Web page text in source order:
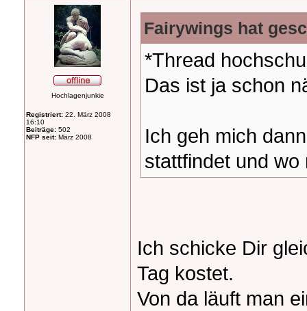
Hochlagenjunkie
Registriert: 22. März 2008
16:10
Beiträge: 502
NFP seit: März 2008
Fairywings hat
*Thread
Das ist ja schon
Ich geh mich
stattfindet und
Ich schicke Dir
Tag kostet.
Von da läuft man